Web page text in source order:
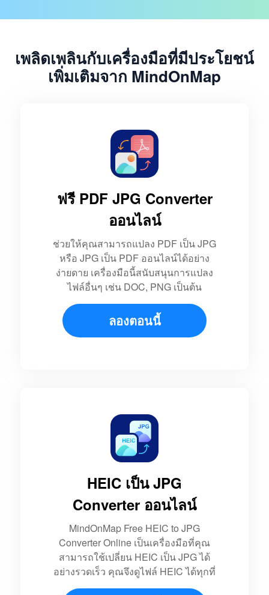
เพลิดเพลินกับเครื่องมือที่มีประโยชน์
เพิ่มเติมจาก MindOnMap
ฟรี PDF JPG Converter
ออนไลน์
ช่วยให้คุณสามารถแปลง PDF เป็น JPG
หรือ JPG เป็น PDF ออนไลน์ได้อย่าง
ง่ายดาย เครื่องมือนี้สนับสนุนการแปลง
ไฟล์อื่นๆ เช่น DOC, PNG เป็นต้น
ลองตอนนี้
HEIC เป็น JPG
Converter ออนไลน์
MindOnMap Free HEIC to JPG
Converter Online เป็นเครื่องมือที่คุณ
สามารถใช้เปลี่ยน HEIC เป็น JPG ได้
อย่างรวดเร็ว คุณจึงดูไฟล์ HEIC ได้ทุกที่